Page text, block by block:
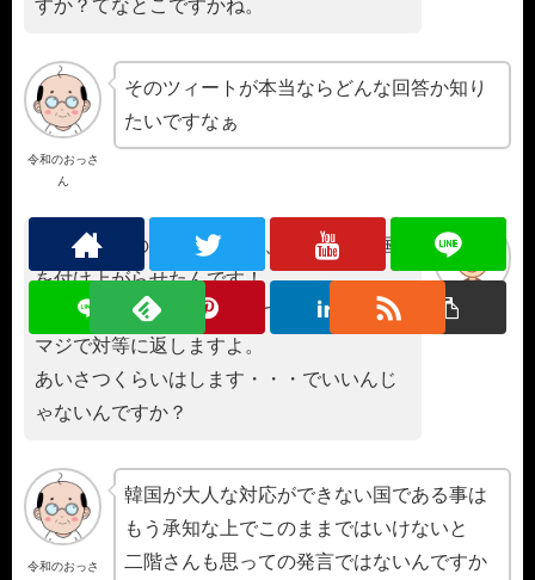
すか？てなとこですかね。
令和のおっさ
ん
そのツィートが本当ならどんな回答か知り
たいですなぁ
日本が大人の対応してきて、ここまで韓国
を付け上がらせたんです！
対等の立場で、難くせつけてきた事には、
マジで対等に返しますよ。
あいさつくらいはします・・・でいいんじ
ゃないんですか？
令和のおっさ
韓国が大人な対応ができない国である事は
もう承知な上でこのままではいけないと
二階さんも思っての発言ではないんですか